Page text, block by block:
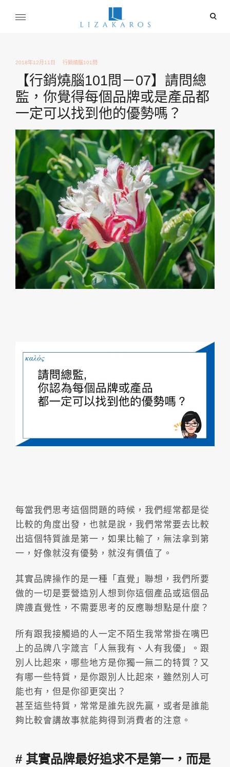
open
2018年12月11日 行銷燒腦101問
【行銷燒腦101問－07】請問總
監，你覺得每個品牌或是產品都
一定可以找到他的優勢嗎？
每當我們思考這個問題的時候，我們經常都是從
比較的角度出發，也就是說，我們常常要去比較
出這個特質誰是第一，如果比輸了，無法拿到第
一，好像就沒有優勢，就沒有價值了。
其實品牌操作的是一種「直覺」聯想，我們所要
做的一切是要營造別人想到你這個產品或這個品
牌謢直覺性，不需要思考的反應聯想點是什麼？
所有跟我接觸過的人一定不陌生我常常掛在嘴巴
上的品牌八字箴言「人無我有、人有我優」。跟
別人比起來，哪些地方是你獨一無二的特質？又
有哪一些特質，是你跟別人比起來，雖然別人可
能也有，但是你卻更突出？
甚至這些特質，常常是誰先說先贏，或者是誰能
夠比較會講故事就能夠得到消費者的注意。
其實品牌最好追求不是第一，而是